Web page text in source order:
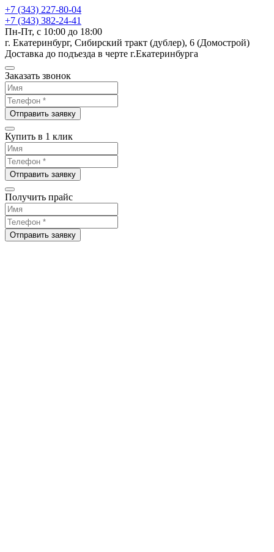
+7 (343) 227-80-04
+7 (343) 382-24-41
Пн-Пт, с 10:00 до 18:00
г. Екатеринбург, Сибирский тракт (дублер), 6 (Домострой)
Доставка до подъезда в черте г.Екатеринбурга
Заказать звонок
Отправить заявку
Купить в 1 клик
Отправить заявку
Получить прайс
Отправить заявку